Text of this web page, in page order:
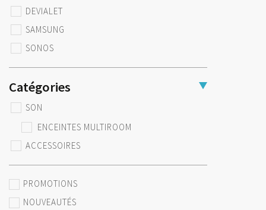
DEVIALET
SAMSUNG
SONOS
Catégories
SON
ENCEINTES MULTIROOM
ACCESSOIRES
PROMOTIONS
NOUVEAUTÉS